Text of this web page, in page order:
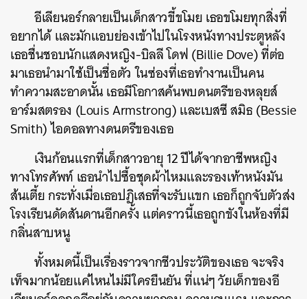
อีเลียนอร์กลายเป็นเด็กสาวขี้ขโมย เธอขโมยทุกสิ่งที่
อยากได้ และมักแอบย่องเข้าไปในโรงหนังทางประตูหลัง
เธอชื่นชอบนักแสดงหญิง-บิลลี โดฟ (Billie Dove) ที่ต่อ
มาเธอนำมาใช้เป็นชื่อตัว ในซ่องที่เธอทำงานเป็นคน
ทำความสะอาดนั้น เธอมีโอกาสค้นพบดนตรีของหลุยส์
อาร์มสตรอง (Louis Armstrong) และเบสซี สมิธ (Bessie
Smith) ไอดอลทางดนตรีของเธอ
เงินก้อนแรกที่เด็กสาวอายุ 12 ปีได้จากอาชีพหญิง
ทางโทรศัพท์ เธอนำไปซื้อชุดผ้าไหมและรองเท้าหนังมัน
ส้นเตี้ย กระทั่งเมื่อเธอปฏิเสธที่จะรับแขก เธอก็ถูกจับตัวส่ง
โรงเรียนดัดสันดานอีกครั้ง แต่คราวนี้เธอถูกขังในห้องที่มี
กลิ่นสาบหนู
ทั้งหมดนี้เป็นเรื่องราวจากชีวประวัติของเธอ จะจริง
เท็จมากน้อยแค่ไหนไม่มีใครยืนยัน ที่แน่ๆ วัยเด็กของอี